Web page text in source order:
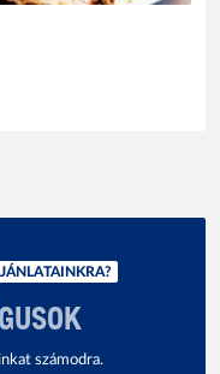
számodra.